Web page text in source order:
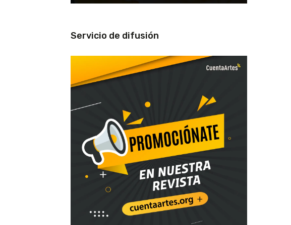
Servicio de difusión